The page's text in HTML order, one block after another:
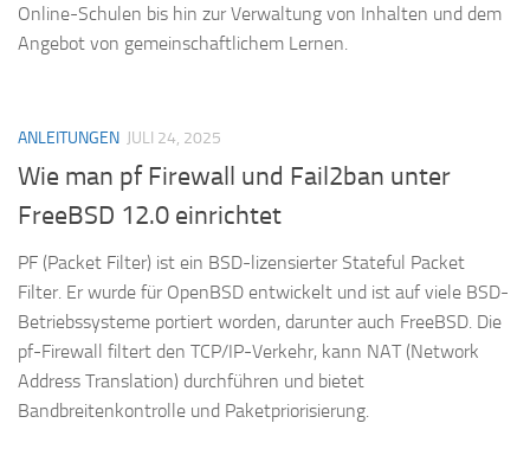
Online-Schulen bis hin zur Verwaltung von Inhalten und dem
Angebot von gemeinschaftlichem Lernen.
ANLEITUNGEN JULI 24, 2025
Wie man pf Firewall und Fail2ban unter
FreeBSD 12.0 einrichtet
PF (Packet Filter) ist ein BSD-lizensierter Stateful Packet
Filter. Er wurde für OpenBSD entwickelt und ist auf viele BSD-
Betriebssysteme portiert worden, darunter auch FreeBSD. Die
pf-Firewall filtert den TCP/IP-Verkehr, kann NAT (Network
Address Translation) durchführen und bietet
Bandbreitenkontrolle und Paketpriorisierung.